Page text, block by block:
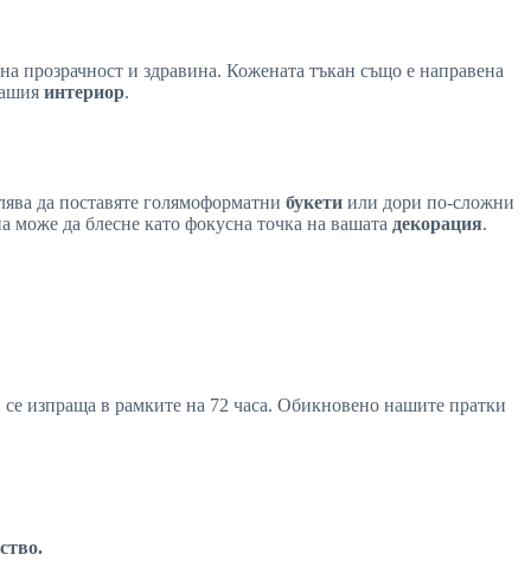
прозрачност и здравина. Кожената тъкан също е направена
интериор.
да поставяте голямоформатни букети или дори по-сложни
да блесне като фокусна точка на вашата декорация.
се изпраща в рамките на 72 часа. Обикновено нашите пратки